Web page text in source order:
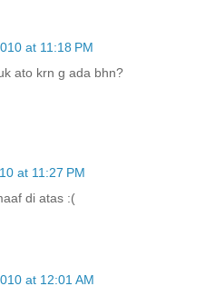
at 11:18 PM
ato krn g ada bhn?
at 11:27 PM
di atas :(
at 12:01 AM